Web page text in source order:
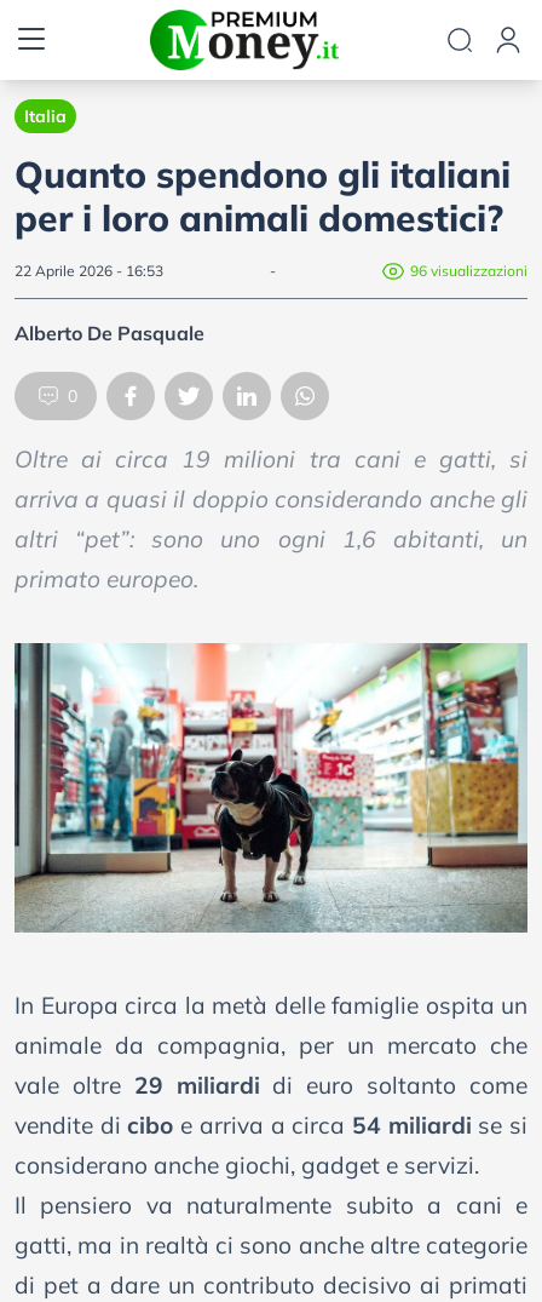
Italia
Quanto spendono gli italiani
per i loro animali domestici?
22 Aprile 2026 - 16:53 - 96 visualizzazioni
Alberto De Pasquale
0
Oltre ai circa 19 milioni tra cani e gatti, si
arriva a quasi il doppio considerando anche gli
altri “pet”: sono uno ogni 1,6 abitanti, un
primato europeo.
In Europa circa la metà delle famiglie ospita un
animale da compagnia, per un mercato che
vale oltre 29 miliardi di euro soltanto come
vendite dicibo e arriva a circa 54 miliardi se si
considerano anche giochi, gadget e servizi.
Il pensiero va naturalmente subito a cani e
gatti, ma in realtà ci sono anche altre categorie
di pet a dare un contributo decisivo ai primati